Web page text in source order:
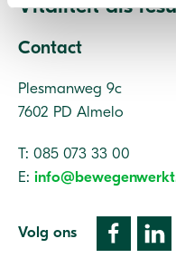
Vitaliteit als
Contact
Plesmanweg 9c
7602 PD Almelo
T: 085 073 33 00
E:
Volg ons